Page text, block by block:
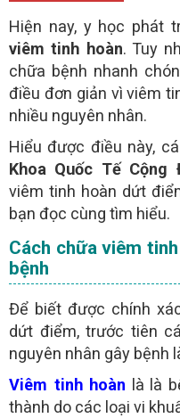
Hiện nay, y học phát
viêm tinh hoàn. Tuy
chữa bệnh nhanh
điều đơn giản vì viêm
nhiều nguyên nhân.
Hiểu được điều này,
Khoa Quốc Tế Cộng
viêm tinh hoàn dứt
bạn đọc cùng tìm hiểu.
Cách chữa viêm
bệnh
Để biết được chính
dứt điểm, trước tiên
nguyên nhân gây bệnh
Viêm tinh hoàn là là
thành do các loại vi
tuyến đểkhông tốn chi phí